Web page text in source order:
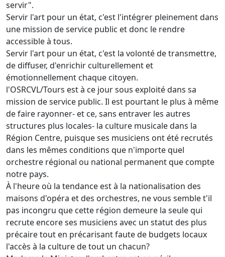
servir".
Servir l'art pour un état, c'est l'intégrer pleinement dans
une mission de service public et donc le rendre
accessible à tous.
Servir l'art pour un état, c'est la volonté de transmettre,
de diffuser, d'enrichir culturellement et
émotionnellement chaque citoyen.
l'OSRCVL/Tours est à ce jour sous exploité dans sa
mission de service public. Il est pourtant le plus à même
de faire rayonner- et ce, sans entraver les autres
structures plus locales- la culture musicale dans la
Région Centre, puisque ses musiciens ont été recrutés
dans les mêmes conditions que n'importe quel
orchestre régional ou national permanent que compte
notre pays.
À l'heure où la tendance est à la nationalisation des
maisons d'opéra et des orchestres, ne vous semble t'il
pas incongru que cette région demeure la seule qui
recrute encore ses musiciens avec un statut des plus
précaire tout en précarisant faute de budgets locaux
l'accès à la culture de tout un chacun?